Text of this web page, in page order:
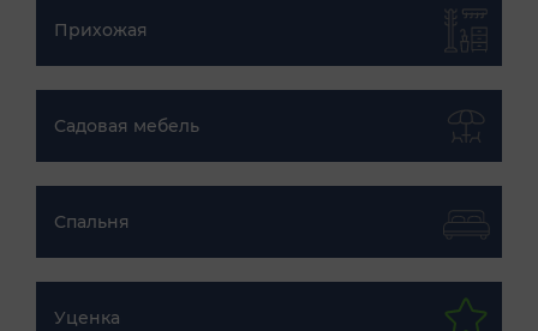
Прихожая
Садовая мебель
Спальня
Уценка